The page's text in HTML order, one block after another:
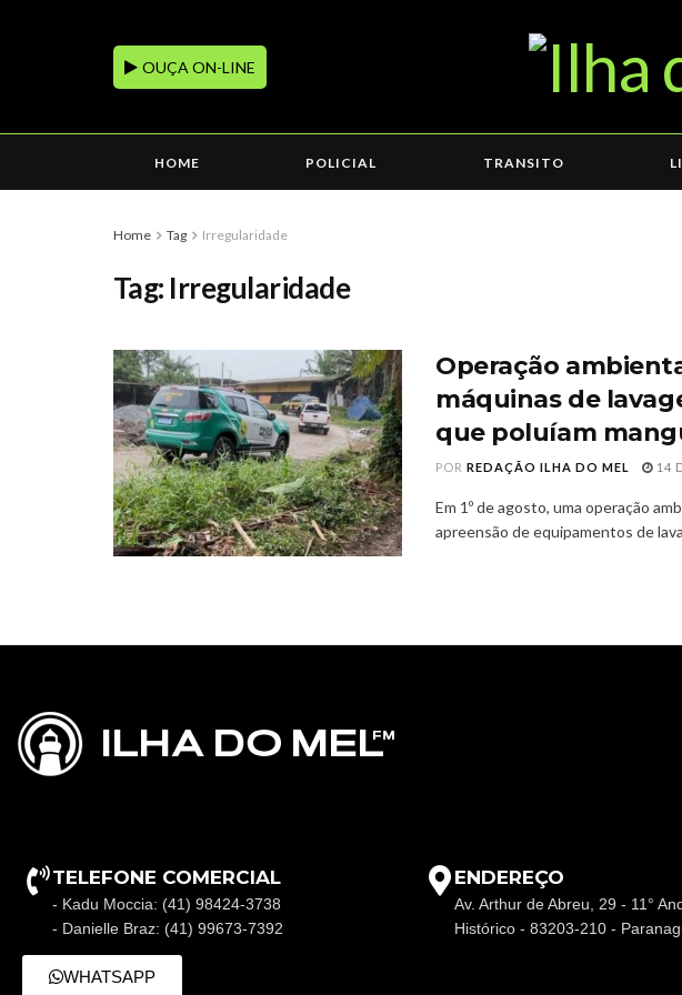
OUÇA ON-LINE
HOME POLICIAL TRANSITO
Home Tag Irregularidade
Tag: Irregularidade
Operação
máquinas de
que poluíam
POR REDAÇÃO ILHA DO MEL 14
Em 1º de agosto, uma operação
apreensão de equipamentos de
TELEFONE COMERCIAL
- Kadu Moccia: (41) 98424-3738
- Danielle Braz: (41) 99673-7392
WHATSAPP
ENDEREÇO
Av. Arthur de Abreu, 29 - 11°
Histórico - 83203-210 -